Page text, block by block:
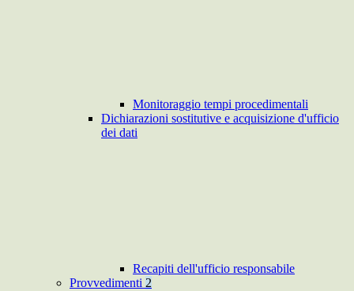
Monitoraggio tempi procedimentali
Dichiarazioni sostitutive e acquisizione d'ufficio
dei dati
Recapiti dell'ufficio responsabile
Provvedimenti 2